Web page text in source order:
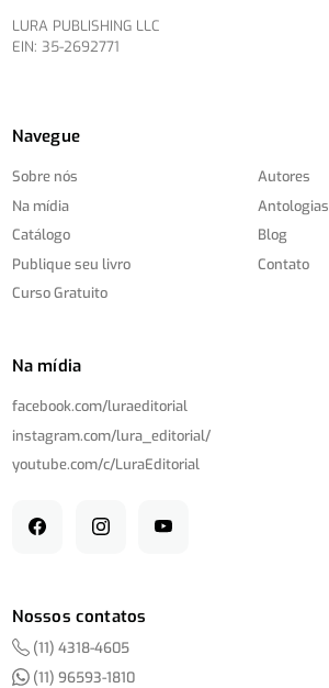
LURA PUBLISHING LLC
EIN: 35-2692771
Navegue
Sobre nós
Na mídia
Catálogo
Publique seu livro
Curso Gratuito
Autores
Antologias
Blog
Contato
Na mídia
facebook.com/luraeditorial
instagram.com/lura_editorial/
youtube.com/c/LuraEditorial
Nossos contatos
(11) 4318-4605
(11) 96593-1810